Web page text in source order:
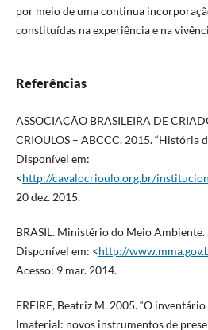
por meio de uma continua
constituídas na experiência e na
Referências
ASSOCIAÇÃO BRASILEIRA DE
CRIOULOS – ABCCC. 2015. “História
Disponível em:
<http://cavalocrioulo.org.br/
20 dez. 2015.
BRASIL. Ministério do Meio Ambiente.
Disponível em: <http://
Acesso: 9 mar. 2014.
FREIRE, Beatriz M. 2005. “O
Imaterial: novos instrumentos de